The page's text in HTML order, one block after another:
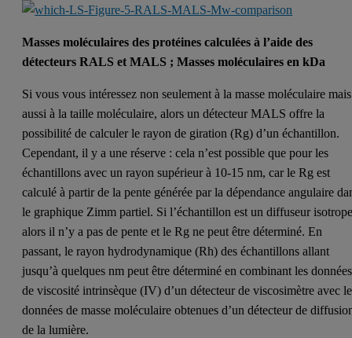
Masses moléculaires des protéines calculées à l’aide des
détecteurs RALS et MALS ; Masses moléculaires en kDa
Si vous vous intéressez non seulement à la masse moléculaire mais
aussi à la taille moléculaire, alors un détecteur MALS offre la
possibilité de calculer le rayon de giration (Rg) d’un échantillon.
Cependant, il y a une réserve : cela n’est possible que pour les
échantillons avec un rayon supérieur à 10-15 nm, car le Rg est
calculé à partir de la pente générée par la dépendance angulaire
le graphique Zimm partiel. Si l’échantillon est un diffuseur
alors il n’y a pas de pente et le Rg ne peut être déterminé. En
passant, le rayon hydrodynamique (Rh) des échantillons allant
jusqu’à quelques nm peut être déterminé en combinant les données
de viscosité intrinsèque (IV) d’un détecteur de viscosimètre avec
données de masse moléculaire obtenues d’un détecteur de
de la lumière.